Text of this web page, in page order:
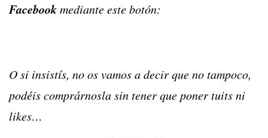
Facebookmediante este botón:
O si insistís, no os vamos a decir que no tampoco,
podéis comprárnosla sin tener que poner tuits ni
likes…